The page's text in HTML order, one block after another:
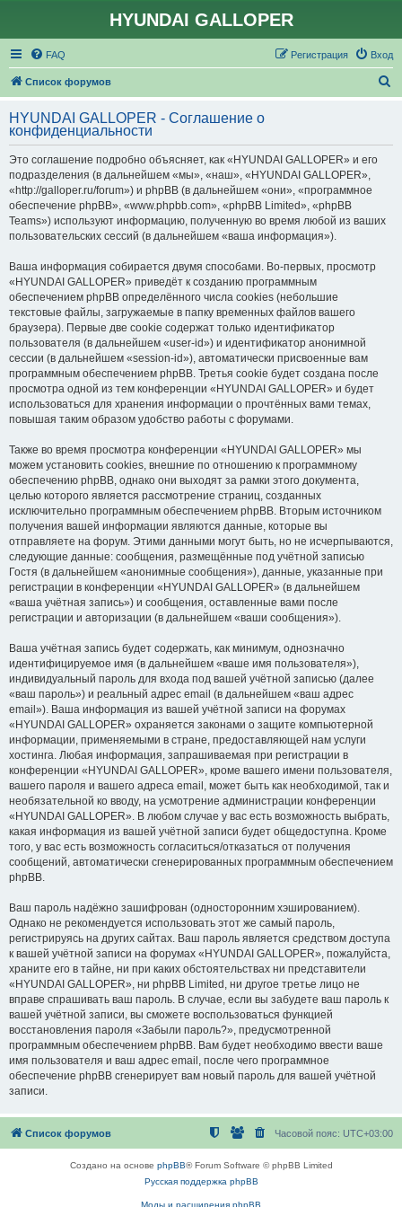
HYUNDAI GALLOPER
FAQ Вход
Регистрация
Список форумов
с
HYUNDAI GALLOPER - Соглашение о
конфиденциальности
Это соглашение подробно объясняет, как «HYUNDAI GALLOPER» и его
подразделения (в дальнейшем «мы», «наш», «HYUNDAI GALLOPER»,
«http://galloper.ru/forum») и phpBB (в дальнейшем «они», «программное
обеспечение phpBB», «www.phpbb.com», «phpBB Limited», «phpBB
Teams») используют информацию, полученную во время любой из ваших
пользовательских сессий (в дальнейшем «ваша информация»).
Ваша информация собирается двумя способами. Во-первых, просмотр
«HYUNDAI GALLOPER» приведёт к созданию программным
обеспечением phpBB определённого числа cookies (небольшие
текстовые файлы, загружаемые в папку временных файлов вашего
браузера). Первые две cookie содержат только идентификатор
пользователя (в дальнейшем «user-id») и идентификатор анонимной
сессии (в дальнейшем «session-id»), автоматически присвоенные вам
программным обеспечением phpBB. Третья cookie будет создана после
просмотра одной из тем конференции «HYUNDAI GALLOPER» и будет
использоваться для хранения информации о прочтённых вами темах,
повышая таким образом удобство работы с форумами.
Также во время просмотра конференции «HYUNDAI GALLOPER» мы
можем установить cookies, внешние по отношению к программному
обеспечению phpBB, однако они выходят за рамки этого документа,
целью которого является рассмотрение страниц, созданных
исключительно программным обеспечением phpBB. Вторым источником
получения вашей информации являются данные, которые вы
отправляете на форум. Этими данными могут быть, но не исчерпываются,
следующие данные: сообщения, размещённые под учётной записью
Гостя (в дальнейшем «анонимные сообщения»), данные, указанные при
регистрации в конференции «HYUNDAI GALLOPER» (в дальнейшем
«ваша учётная запись») и сообщения, оставленные вами после
регистрации и авторизации (в дальнейшем «ваши сообщения»).
Ваша учётная запись будет содержать, как минимум, однозначно
идентифицируемое имя (в дальнейшем «ваше имя пользователя»),
индивидуальный пароль для входа под вашей учётной записью (далее
«ваш пароль») и реальный адрес email (в дальнейшем «ваш адрес
email»). Ваша информация из вашей учётной записи на форумах
«HYUNDAI GALLOPER» охраняется законами о защите компьютерной
информации, применяемыми в стране, предоставляющей нам услуги
хостинга. Любая информация, запрашиваемая при регистрации в
конференции «HYUNDAI GALLOPER», кроме вашего имени пользователя,
вашего пароля и вашего адреса email, может быть как необходимой, так и
необязательной ко вводу, на усмотрение администрации конференции
«HYUNDAI GALLOPER». В любом случае у вас есть возможность выбрать,
какая информация из вашей учётной записи будет общедоступна. Кроме
того, у вас есть возможность согласиться/отказаться от получения
сообщений, автоматически сгенерированных программным обеспечением
phpBB.
Ваш пароль надёжно зашифрован (односторонним хэшированием).
Однако не рекомендуется использовать этот же самый пароль,
регистрируясь на других сайтах. Ваш пароль является средством доступа
к вашей учётной записи на форумах «HYUNDAI GALLOPER», пожалуйста,
храните его в тайне, ни при каких обстоятельствах ни представители
«HYUNDAI GALLOPER», ни phpBB Limited, ни другое третье лицо не
вправе спрашивать ваш пароль. В случае, если вы забудете ваш пароль к
вашей учётной записи, вы сможете воспользоваться функцией
восстановления пароля «Забыли пароль?», предусмотренной
программным обеспечением phpBB. Вам будет необходимо ввести ваше
имя пользователя и ваш адрес email, после чего программное
обеспечение phpBB сгенерирует вам новый пароль для вашей учётной
записи.
Список форумов Часовой пояс: UTC+03:00
Создано на основе phpBB® Forum Software © phpBB Limited
Русская поддержка phpBB
Моды и расширения phpBB